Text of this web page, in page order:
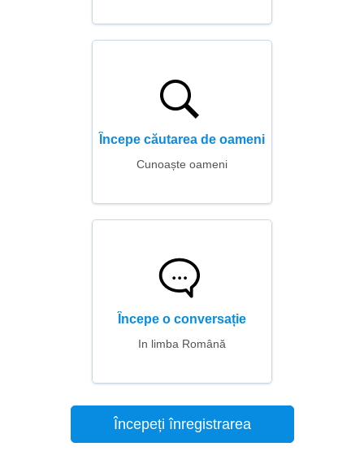
Începe căutarea de oameni
Cunoaște oameni
Începe o conversație
In limba Română
Începeți înregistrarea